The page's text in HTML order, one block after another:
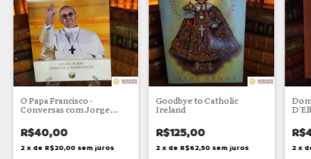
O Papa Francisco -
Conversas com Jorge
R$40,00
2 x de R$20,00 sem juros
Goodbye to Catholic
Ireland
R$125,00
2 x de R$62,50 sem juros 2 x